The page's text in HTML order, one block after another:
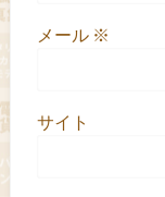
メール ※
サイト